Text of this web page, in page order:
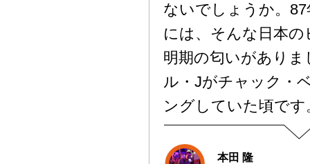
ないでしょうか。
には、そんな日本
明期の匂いがありま
ル・Jがチャック・
ングしていた頃です
本田 隆